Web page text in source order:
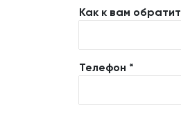
Как к вам
Телефон *